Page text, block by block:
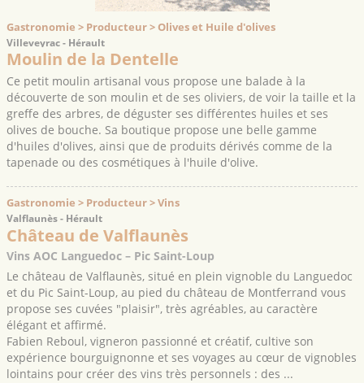
Gastronomie > Producteur > Olives et Huile d'olives
Villeveyrac - Hérault
Moulin de la Dentelle
Ce petit moulin artisanal vous propose une balade à la
découverte de son moulin et de ses oliviers, de voir la taille et la
greffe des arbres, de déguster ses différentes huiles et ses
olives de bouche. Sa boutique propose une belle gamme
d'huiles d'olives, ainsi que de produits dérivés comme de la
tapenade ou des cosmétiques à l'huile d'olive.
Gastronomie > Producteur > Vins
Valflaunès - Hérault
Château de Valflaunès
Vins AOC Languedoc – Pic Saint-Loup
Le château de Valflaunès, situé en plein vignoble du Languedoc
et du Pic Saint-Loup, au pied du château de Montferrand vous
propose ses cuvées "plaisir", très agréables, au caractère
élégant et affirmé.
Fabien Reboul, vigneron passionné et créatif, cultive son
expérience bourguignonne et ses voyages au cœur de vignobles
lointains pour créer des vins très personnels : des ...